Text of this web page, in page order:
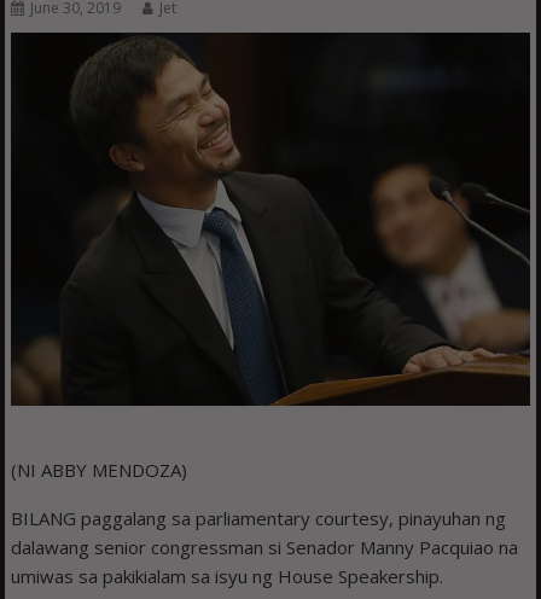
June 30, 2019 Jet
(NI ABBY MENDOZA)
BILANG paggalang sa parliamentary courtesy, pinayuhan ng
dalawang senior congressman si Senador Manny Pacquiao na
umiwas sa pakikialam sa isyu ng House Speakership.